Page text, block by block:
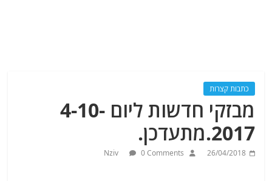
כתבות קצרות
מבזקי חדשות ליום 4-10-
2017.מתעדכן.
26/04/2018
Nziv 0 Comments